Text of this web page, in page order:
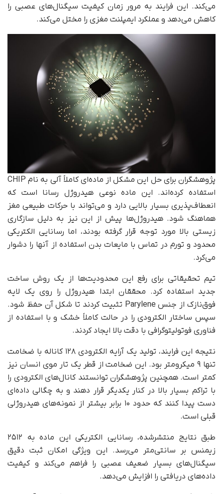
می‌کند. این فرایند به مرور زمان کیفیت سیگنال‌های عصبی را
کاهش می‌دهد و عملکرد ایمپلنت مغزی را مختل می‌کند.
پژوهشگران برای حل این مشکل از ماده‌ای کاملاً آلی به نام CHIP
استفاده کرده‌اند. این ماده نوعی هیدروژل رسانا است که
انعطاف‌پذیری بسیار بالایی دارد و می‌تواند با حرکات طبیعی مغز
هماهنگ شود. هیدروژل‌ها پیش از این نیز به دلیل سازگاری
زیستی بالا مورد توجه قرار گرفته بودند، اما رسانایی الکتریکی
محدود و تورم در تماس با مایعات بدن استفاده از آنها را دشوار
می‌کرد.
تیم تحقیقاتی برای رفع این محدودیت‌ها از یک روش ساخت
جدید استفاده کرد. محققان ابتدا هیدروژل را روی یک لایه
فوق‌نازک از جنس Parylene تثبیت کردند تا شکل آن حفظ شود.
سپس ساختار الکترودی را در حالت کاملاً خشک و با استفاده از
فناوری فوتولیتوگرافی با دقت بالا ایجاد کردند.
نتیجه این فرایند، تولید یک آرایه الکترودی ۱۲۸ کاناله با ضخامت
تنها ۹ میکرومتر بود. این ضخامت از قطر یک تار موی انسان نیز
کمتر است. همچنین پژوهشگران توانستند کانال‌های الکترودی را
با تراکم بسیار بالا در کنار یکدیگر قرار دهند و به چگالی داده‌ای
دست پیدا کنند که حدود ۱۰ برابر بیشتر از نمونه‌های هیدروژلی
قبلی است.
طبق نتایج منتشرشده، رسانایی الکتریکی این ماده به ۲۵۱۲
زیمنس بر سانتی‌متر می‌رسد. این ویژگی امکان ثبت دقیق
سیگنال‌های بسیار ضعیف عصبی را فراهم می‌کند و کیفیت
داده‌های دریافتی را افزایش می‌دهد.